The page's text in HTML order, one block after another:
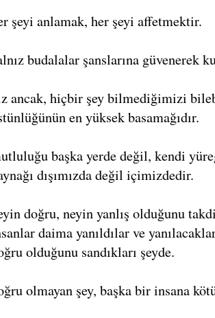
şeyi anlamak, her şeyi affetmektir.
budalalar şanslarına güvenerek
ancak, hiçbir şey bilmediğimizi
en yüksek basamağıdır.
başka yerde değil, kendi
dışımızda değil içimizdedir.
doğru, neyin yanlış olduğunu
daima yanıldılar ve
olduğunu sandıkları şeyde.
olmayan şey, başka bir insana